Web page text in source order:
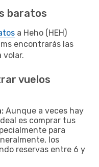
baratos
a Heho (HEH)
encontrarás las
volar.
vuelos
Aunque a veces hay
es comprar tus
para
los
reservas entre 6 y